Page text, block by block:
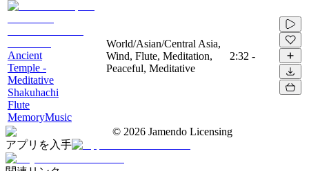
Ancient
Temple -
Meditative
Shakuhachi
Flute
MemoryMusic
World/Asian/Central Asia,
Wind, Flute, Meditation,
Peaceful, Meditative
2:32 -
© 2026 Jamendo Licensing
アプリを入手